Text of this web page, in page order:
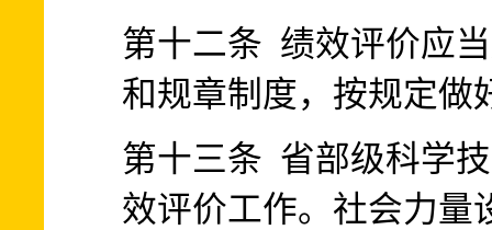
第十二条 绩效评价应
和规章制度，按规定做
第十三条 省部级科学
效评价工作。社会力量